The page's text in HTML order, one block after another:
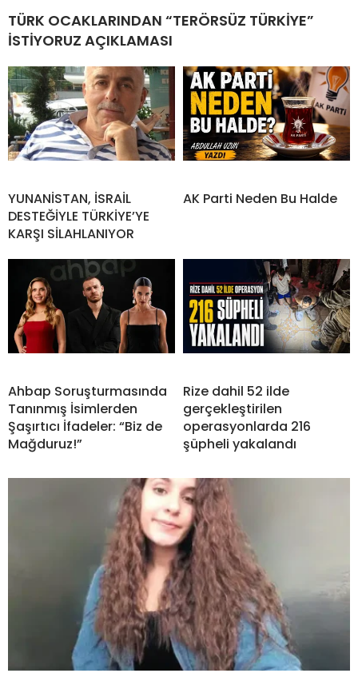
TÜRK OCAKLARINDAN “TERÖRSÜZ TÜRKİYE”
İSTİYORUZ AÇIKLAMASI
YUNANİSTAN, İSRAİL
DESTEĞİYLE TÜRKİYE’YE
KARŞI SİLAHLANIYOR
AK Parti Neden Bu Halde
Ahbap Soruşturmasında
Tanınmış İsimlerden
Şaşırtıcı İfadeler: “Biz de
Mağduruz!”
Rize dahil 52 ilde
gerçekleştirilen
operasyonlarda 216
şüpheli yakalandı